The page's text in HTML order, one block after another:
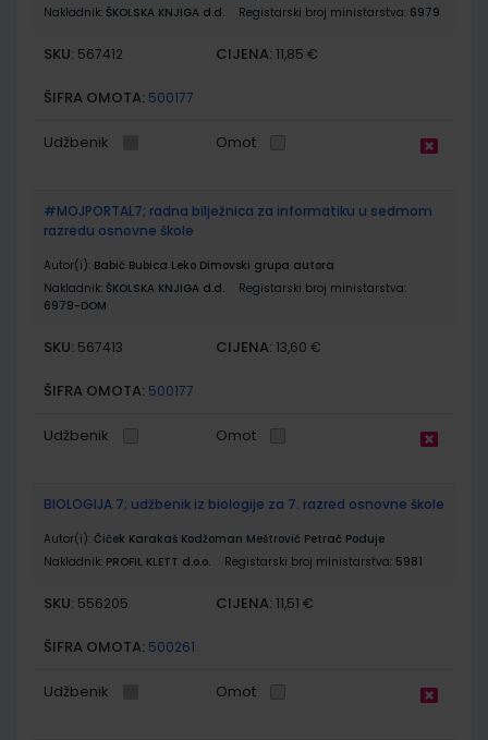
Nakladnik: ŠKOLSKA KNJIGA d.d. Registarski broj ministarstva: 6979
SKU: 567412 CIJENA: 11,85 €
ŠIFRA OMOTA: 500177
Udžbenik Omot
#MOJPORTAL7; radna bilježnica za informatiku u sedmom
razredu osnovne škole
Autor(i): Babić Bubica Leko Dimovski grupa autora
Nakladnik: ŠKOLSKA KNJIGA d.d.
Registarski broj ministarstva:
6979-DOM
SKU: 567413 CIJENA: 13,60 €
ŠIFRA OMOTA: 500177
Udžbenik Omot
BIOLOGIJA 7; udžbenik iz biologije za 7. razred osnovne škole
Autor(i): Čiček Karakaš Kodžoman Meštrović Petrač Poduje
Nakladnik: PROFIL KLETT d.o.o. Registarski broj ministarstva: 5981
SKU: 556205 CIJENA: 11,51 €
ŠIFRA OMOTA: 500261
Udžbenik Omot